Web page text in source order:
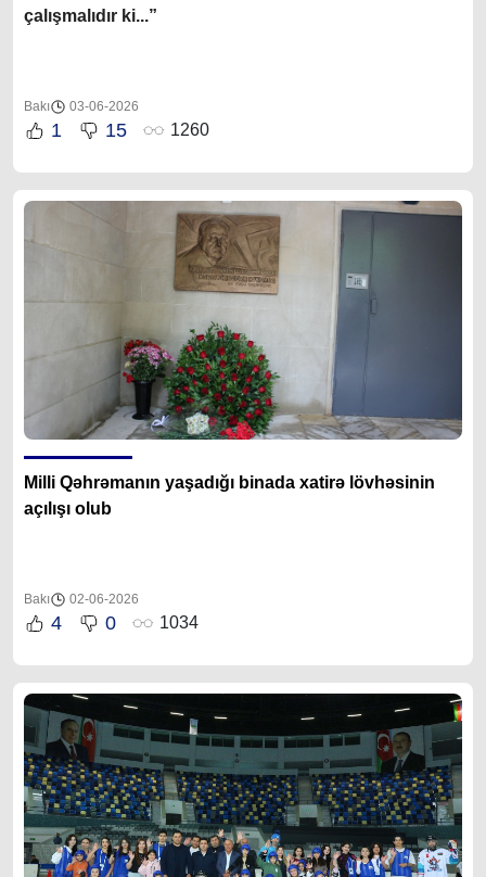
çalışmalıdır ki...”
Bakı 03-06-2026
1 15 1260
Milli Qəhrəmanın yaşadığı binada xatirə lövhəsinin
açılışı olub
Bakı 02-06-2026
4 0 1034